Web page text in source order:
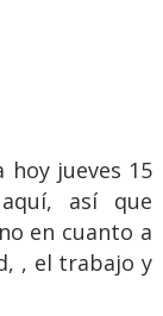
hoy jueves 15
así que
en cuanto a
, el trabajo y